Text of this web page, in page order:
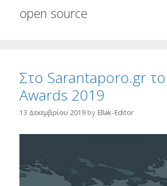
open source
Στο Sarantaporo.gr
Awards 2019
13 Δεκεμβρίου 2019 by Ellak-Editor